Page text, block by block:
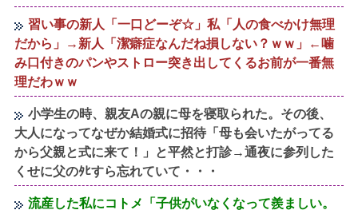
習い事の新人「一口どーぞ☆」私「人の食べかけ無理
だから」→新人「潔癖症なんだね損しない？ｗｗ」←噛
み口付きのパンやストロー突き出してくるお前が一番無
理だわｗｗ
小学生の時、親友Aの親に母を寝取られた。その後、
大人になってなぜか結婚式に招待「母も会いたがってる
から父親と式に来て！」と平然と打診→通夜に参列した
くせに父のﾀﾋすら忘れていて・・・
流産した私にコトメ「子供がいなくなって羨ましい。